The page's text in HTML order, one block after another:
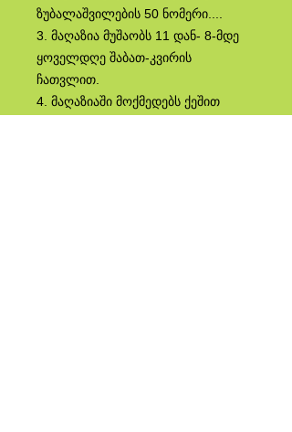
ზუბალაშვილების 50 ნომერი....
3. ‎მაღაზია‎ მუშაობს‎ 11 დან- 8-მდე‎
ყოველდღე‎ შაბათ-კვირის‎
ჩათვლით.
4. მაღაზიაში‎ მოქმედებს‎ ქეშით‎